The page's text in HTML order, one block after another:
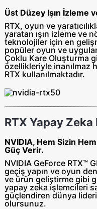
Üst Düzey Işın İzleme
RTX, oyun ve
yaratan ışın izleme ve
teknolojiler için en
popüler oyun ve
Çoklu Kare Oluşturma
özellikleriyle inanılmaz
RTX kullanılmaktadır.
RTX Yapay Zeka
NVIDIA, Hem Sizin
Güç Verir.
NVIDIA GeForce RTX™
geçiş yapın ve oyun
ve ürün geliştirme gibi
yapay zeka işlemcileri
güçlendiren dünya
olursunuz.